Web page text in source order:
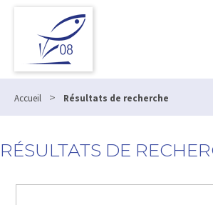
Accueil > Résultats de recherche
RÉSULTATS DE